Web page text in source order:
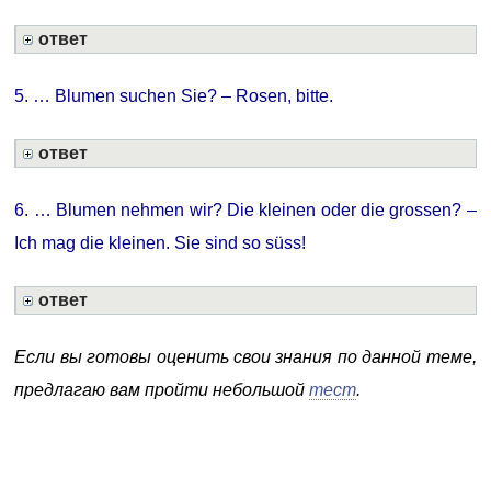
ответ
5. … Blumen suchen Sie? – Rosen, bitte.
ответ
6. … Blumen nehmen wir? Die kleinen oder die grossen? –
Ich mag die kleinen. Sie sind so süss!
ответ
Если вы готовы оценить свои знания по данной теме,
предлагаю вам пройти небольшойтест.